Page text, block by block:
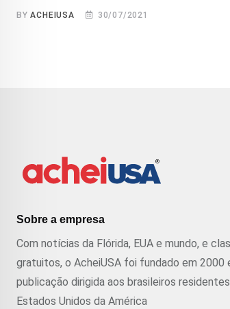
BYACHEIUSA 30/07/2021
Sobre a empresa
Com notícias da Flórida, EUA e mundo, e
gratuitos, o AcheiUSA foi fundado em 2000
publicação dirigida aos brasileiros
Estados Unidos da América